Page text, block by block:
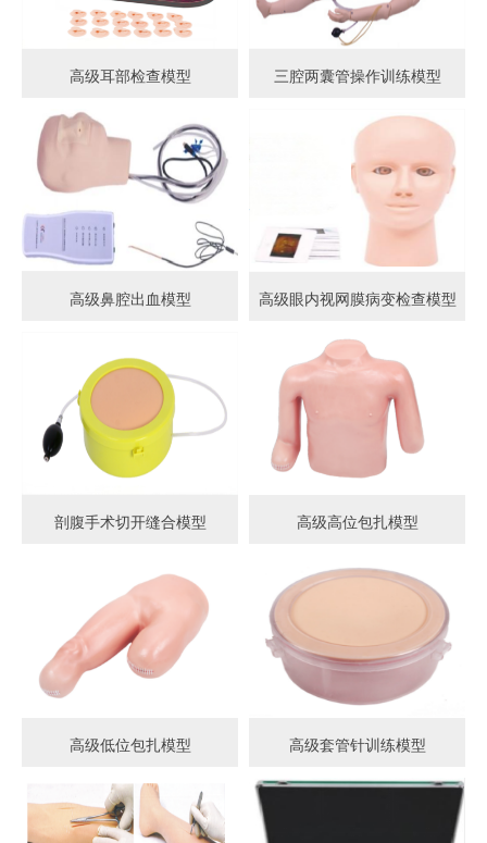
高级耳部检查模型 三腔两囊管操作训练模型
高级鼻腔出血模型 高级眼内视网膜病变检查模型
剖腹手术切开缝合模型 高级高位包扎模型
高级低位包扎模型 高级套管针训练模型